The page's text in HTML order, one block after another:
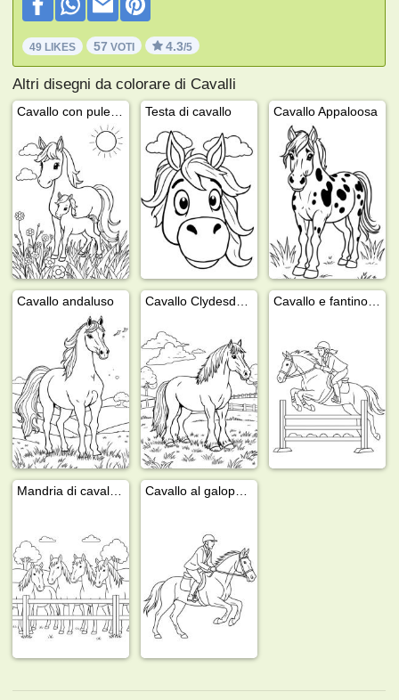
49 LIKES 57 VOTI 4.3/5
Altri disegni da colorare di Cavalli
Testa di cavallo Cavallo Appaloosa
Cavallo andaluso